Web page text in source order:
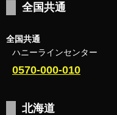
全国共通
全国共通
ハニーラインセンター
0570-000-010
北海道